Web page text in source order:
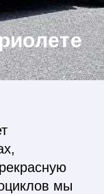
мы